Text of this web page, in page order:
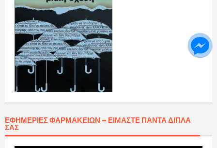
ΕΦΗΜΕΡΊΕΣ ΦΑΡΜΑΚΕΊΩΝ – ΕΊΜΑΣΤΕ ΠΆΝΤΑ ΔΊΠΛΑ
ΣΑΣ